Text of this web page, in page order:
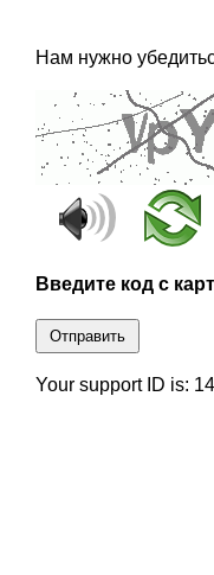
Нам нужно
Введите код с
Отправить
Your support ID is: